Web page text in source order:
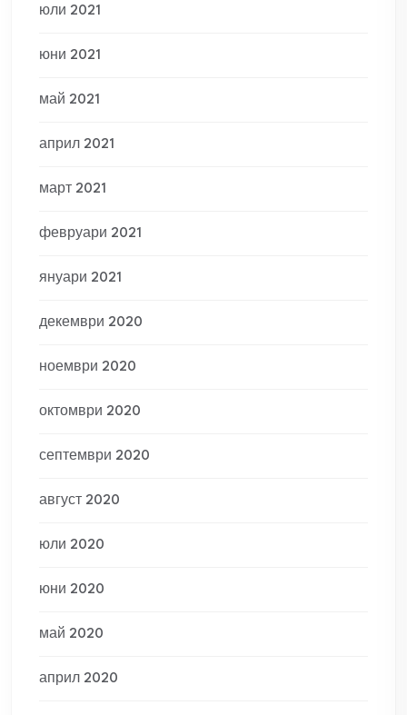
юли 2021
юни 2021
май 2021
април 2021
март 2021
февруари 2021
януари 2021
декември 2020
ноември 2020
октомври 2020
септември 2020
август 2020
юли 2020
юни 2020
май 2020
април 2020